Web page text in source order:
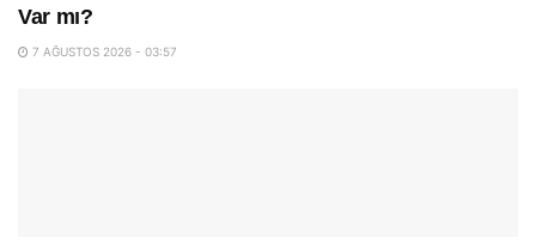
Var mı?
7 AĞUSTOS 2026 - 03:57